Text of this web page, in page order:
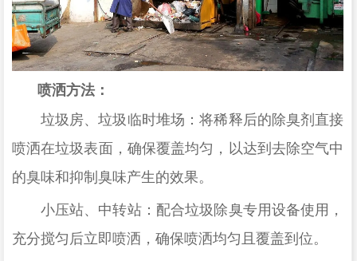
喷洒方法‌：
‌垃圾房、垃圾临时堆场‌：将稀释后的除臭剂直接
喷洒在垃圾表面，确保覆盖均匀，以达到去除空气中
的臭味和抑制臭味产生的效果‌。
‌小压站、中转站‌：配合垃圾除臭专用设备使用，
充分搅匀后立即喷洒，确保喷洒均匀且覆盖到位‌。